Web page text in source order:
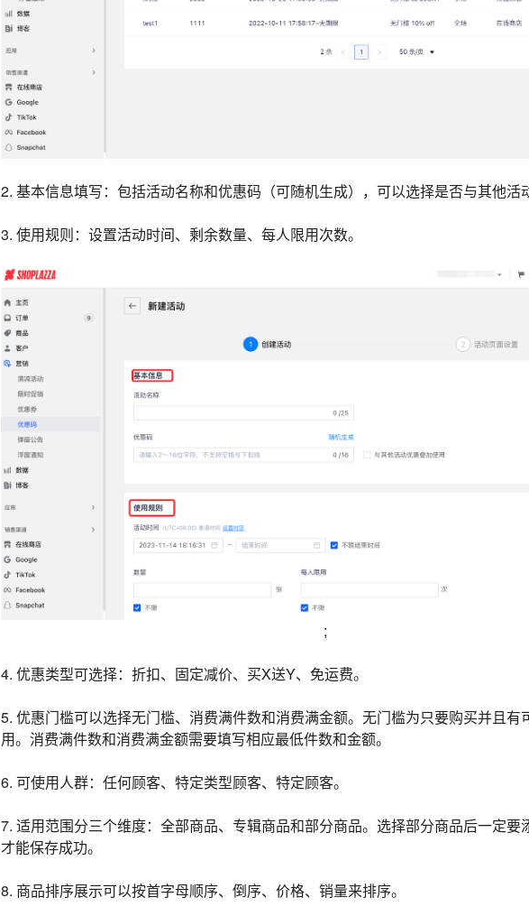
2. 基本信息填写：包括活动名称和优惠码（可随机生成），可以选择是否与其他活
3. 使用规则：设置活动时间、剩余数量、每人限用次数。
;
4. 优惠类型可选择：折扣、固定减价、买X送Y、免运费。
5. 优惠门槛可以选择无门槛、消费满件数和消费满金额。无门槛为只要购买并且有
用。消费满件数和消费满金额需要填写相应最低件数和金额。
6. 可使用人群：任何顾客、特定类型顾客、特定顾客。
7. 适用范围分三个维度：全部商品、专辑商品和部分商品。选择部分商品后一定要
才能保存成功。
8. 商品排序展示可以按首字母顺序、倒序、价格、销量来排序。